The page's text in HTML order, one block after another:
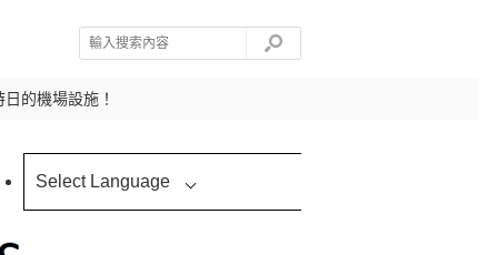
的機場設施！
Select Language